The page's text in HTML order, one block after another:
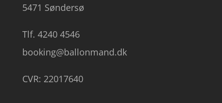
5471 Søndersø
Tlf. 4240 4546
booking@ballonmand.dk
CVR: 22017640